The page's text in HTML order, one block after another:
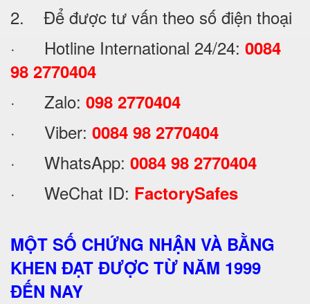
2. Để được tư vấn theo số điện thoại
· Hotline International 24/24: 0084
98 2770404
· Zalo: 098 2770404
· Viber: 0084 98 2770404
· WhatsApp: 0084 98 2770404
· WeChat ID: FactorySafes
MỘT SỐ CHỨNG NHẬN VÀ BẰNG
KHEN ĐẠT ĐƯỢC TỪ NĂM 1999
ĐẾN NAY